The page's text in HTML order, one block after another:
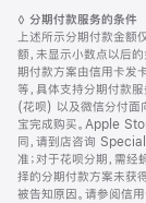
页
脚
脚
注
◊ 分期付款服务的条件
上述所示分期付款金
额，未显示小数点以后
期付款方案由信用卡发
等，具体支持分期付款
(花呗) 以及微信分付面
宝完成购买。Apple
同，请到店咨询
准；对于花呗分期，需
择的分期付款方案未获
被告知原因。请参阅信